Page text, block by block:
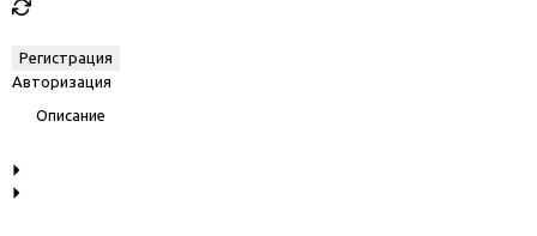
Авторизация
Описание